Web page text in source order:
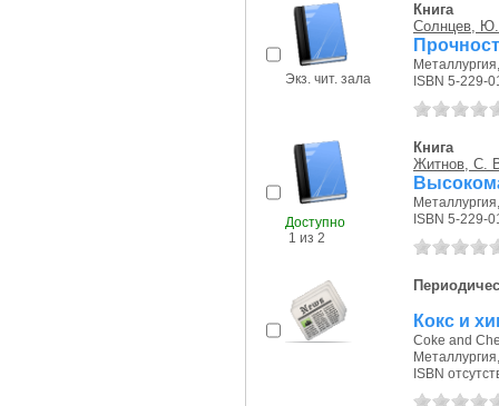
Экз. чит. зала
Книга
Солнцев,
ISBN 5-229-
Доступно
1 из 2
Книга
Житнов, С.
ISBN 5-229-
Кокс и
Coke and
ISBN